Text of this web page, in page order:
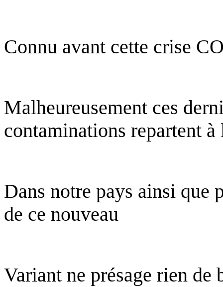
Connu avant cette crise
Malheureusement ces
contaminations repartent à
Dans notre pays ainsi que
de ce nouveau
Variant ne présage rien de